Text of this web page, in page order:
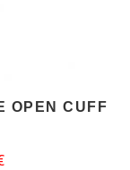
OPEN CUFF